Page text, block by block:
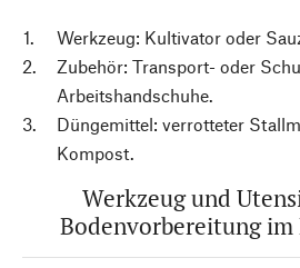
Werkzeug: Kultivator oder
Zubehör: Transport- oder
Arbeitshandschuhe.
Düngemittel: verrotteter
Kompost.
Werkzeug und
Bodenvorbereitung